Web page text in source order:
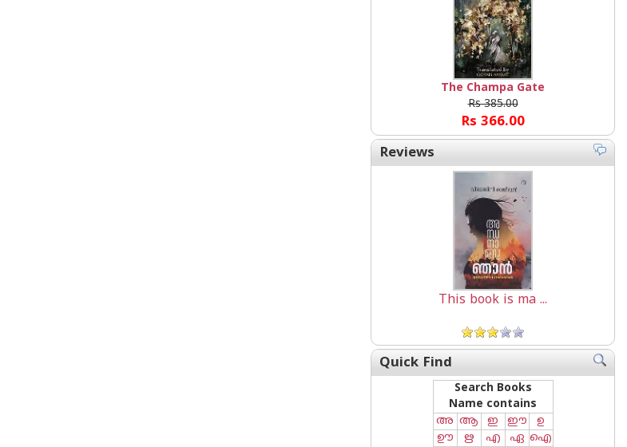
The Champa Gate
Rs 385.00
Rs 366.00
Reviews
This book is ma ...
Quick Find
Search Books
Name contains
അ ആ ഇ ഈ
ഉ
ഊ
ഋ എ ഏ ഐ